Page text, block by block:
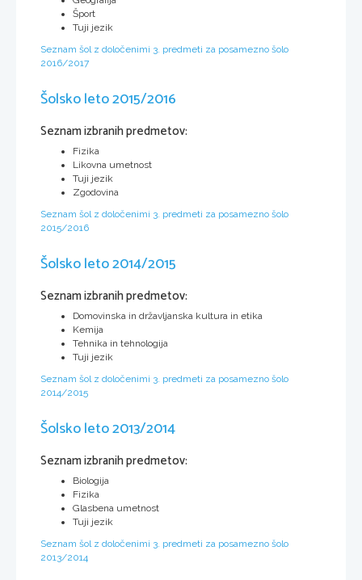
Šport
Tuji jezik
Seznam šol z določenimi 3. predmeti za posamezno šolo
2016/2017
Šolsko leto 2015/2016
Seznam izbranih predmetov:
Fizika
Likovna umetnost
Tuji jezik
Zgodovina
Seznam šol z določenimi 3. predmeti za posamezno šolo
2015/2016
Šolsko leto 2014/2015
Seznam izbranih predmetov:
Domovinska in državljanska kultura in etika
Kemija
Tehnika in tehnologija
Tuji jezik
Seznam šol z določenimi 3. predmeti za posamezno šolo
2014/2015
Šolsko leto 2013/2014
Seznam izbranih predmetov:
Biologija
Fizika
Glasbena umetnost
Tuji jezik
Seznam šol z določenimi 3. predmeti za posamezno šolo
2013/2014